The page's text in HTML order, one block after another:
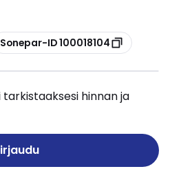
Sonepar-ID 100018104
tarkistaaksesi hinnan ja